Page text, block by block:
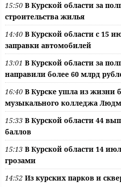
15:50 В Курской области за
строительства жилья
14:40 В Курской области с 15
заправки автомобилей
13:01 В Курской области за
направили более 60 млрд
16:40 В Курске ушла из жизни
музыкального колледжа
15:33 В Курской области 44
баллов
15:13 В Курской области 14
грозами
14:52 Из курских парков и